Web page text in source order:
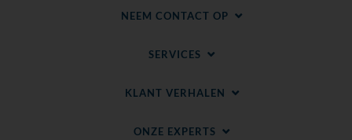
NEEM CONTACT OP
SERVICES
KLANT VERHALEN
ONZE EXPERTS